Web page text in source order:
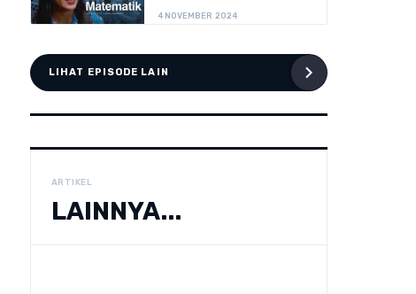
4 NOVEMBER 2024
LIHAT EPISODE LAIN
ARTIKEL
LAINNYA...